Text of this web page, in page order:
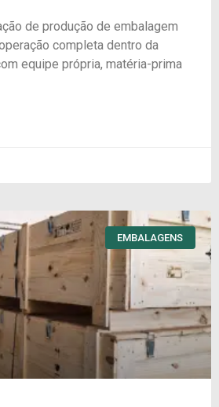
de produção de embalagem
completa dentro da
equipe própria, matéria-prima
EMBALAGENS